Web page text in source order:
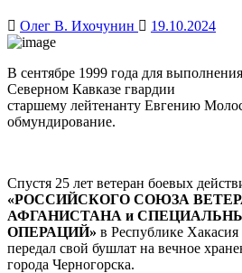
Олег В. Ихочунин 19.10.2024
В сентябре 1999 года для
Северном Кавказе гвардии
старшему лейтенанту Евгению
обмундирование.
Спустя 25 лет ветеран боевых
«РОССИЙСКОГО СОЮЗА
АФГАНИСТАНА и
ОПЕРАЦИЙ» в Республике
передал свой бушлат на вечное
города Черногорска.